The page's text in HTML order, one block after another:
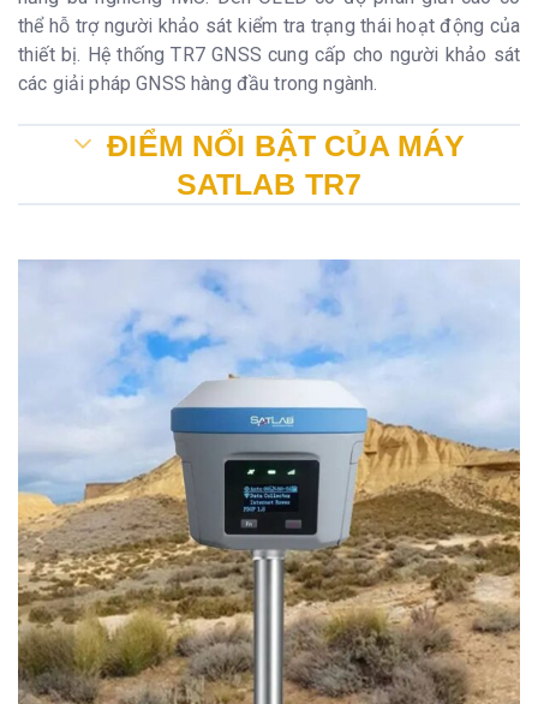
thể hỗ trợ người khảo sát kiểm tra trạng thái hoạt động của
thiết bị. Hệ thống TR7 GNSS cung cấp cho người khảo sát
các giải pháp GNSS hàng đầu trong ngành.
ĐIỂM NỔI BẬT CỦA MÁY
SATLAB TR7